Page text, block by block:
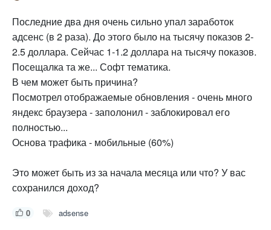
Последние два дня очень сильно упал заработок
адсенс (в 2 раза). До этого было на тысячу показов 2-
2.5 доллара. Сейчас 1-1.2 доллара на тысячу показов.
Посещалка та же... Софт тематика.
В чем может быть причина?
Посмотрел отображаемые обновления - очень много
яндекс браузера - заполонил - заблокировал его
полностью...
Основа трафика - мобильные (60%)
Это может быть из за начала месяца или что? У вас
сохранился доход?
0 adsense